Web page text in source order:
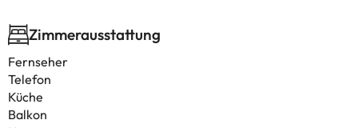
Zimmerausstattung
Fernseher
Telefon
Küche
Balkon